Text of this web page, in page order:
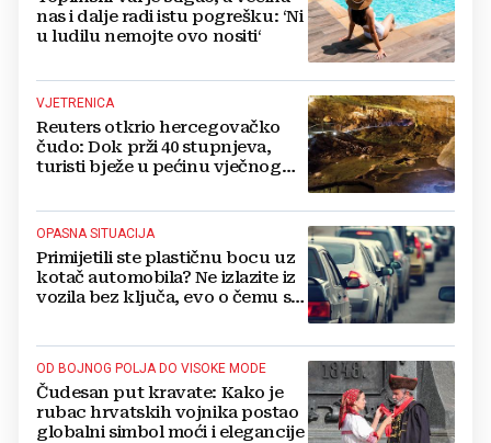
nas i dalje radi istu pogrešku: ‘Ni
u ludilu nemojte ovo nositi‘
VJETRENICA
Reuters otkrio hercegovačko
čudo: Dok prži 40 stupnjeva,
turisti bježe u pećinu vječnog
OPASNA SITUACIJA
Primijetili ste plastičnu bocu uz
kotač automobila? Ne izlazite iz
vozila bez ključa, evo o čemu se
OD BOJNOG POLJA DO VISOKE MODE
Čudesan put kravate: Kako je
rubac hrvatskih vojnika postao
globalni simbol moći i elegancije